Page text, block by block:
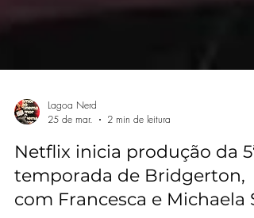
25 de mar.
2 min de leitura
Netflix inicia produção da 5ª
temporada de Bridgerton,